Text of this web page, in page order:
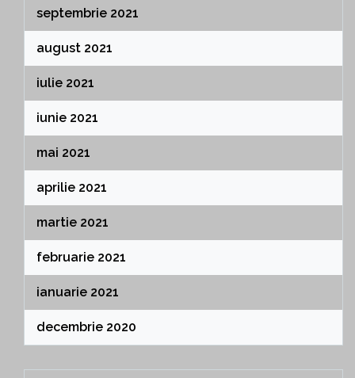
septembrie 2021
august 2021
iulie 2021
iunie 2021
mai 2021
aprilie 2021
martie 2021
februarie 2021
ianuarie 2021
decembrie 2020